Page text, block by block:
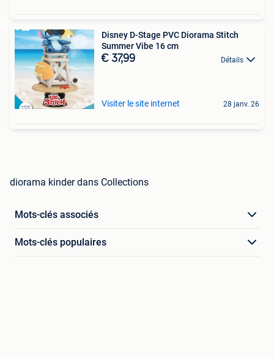
Disney D-Stage PVC Diorama Stitch
Summer Vibe 16 cm
€ 37,99 Détails
Visiter le site internet 28 janv. 26
diorama kinder dans Collections
Mots-clés associés
Mots-clés populaires